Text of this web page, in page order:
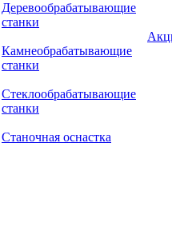
Деревообрабатывающие
станки
Камнеобрабатывающие
станки
Стеклообрабатывающие
станки
Станочная оснастка